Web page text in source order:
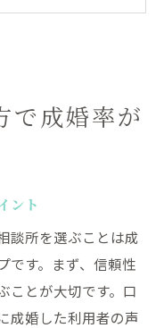
するコツ
果的な戦略
所の活用方法
の行動計画
ケーション技術
重要性
で成婚率が
ント
談所を選ぶことは成
です。まず、信頼性
ことが大切です。口
成婚した利用者の声